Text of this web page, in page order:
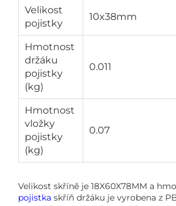
Velikost
pojistky
10x38mm
Hmotnost
držáku
pojistky
(kg)
0.011
Hmotnost
vložky
pojistky
(kg)
0.07
Velikost skříně je 18X60X78MM a
pojistka skříň držáku je vyrobena z